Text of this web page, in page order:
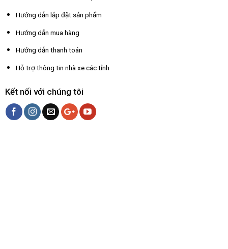
Hướng dẫn lắp đặt sản phẩm
Hướng dẫn mua hàng
Hướng dẫn thanh toán
Hỗ trợ thông tin nhà xe các tỉnh
Kết nối với chúng tôi